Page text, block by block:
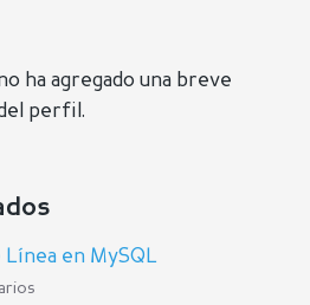
ha agregado una breve
perfil.
Línea en MySQL